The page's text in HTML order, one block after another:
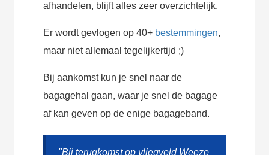
afhandelen, blijft alles zeer overzichtelijk.
Er wordt gevlogen op 40+ bestemmingen,
maar niet allemaal tegelijkertijd ;)
Bij aankomst kun je snel naar de
bagagehal gaan, waar je snel de bagage
af kan geven op de enige bagageband.
"Bij terugkomst op vliegveld Weeze